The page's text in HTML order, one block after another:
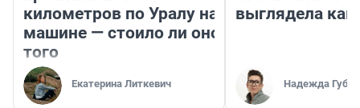
километров по Уралу на
машине — стоило ли оно
того
Екатерина Литкевич
выглядела как
Надежда